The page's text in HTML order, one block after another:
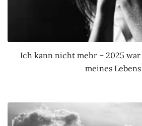
Ich kann nicht mehr – 2025 war
meines Lebens